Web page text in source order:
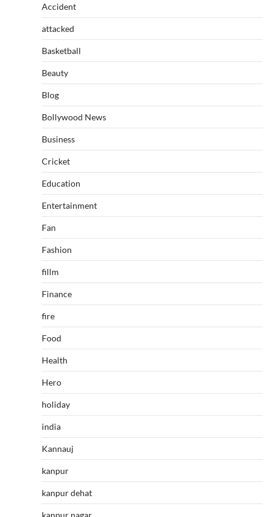
Accident
attacked
Basketball
Beauty
Blog
Bollywood News
Business
Cricket
Education
Entertainment
Fan
Fashion
fillm
Finance
fire
Food
Health
Hero
holiday
india
Kannauj
kanpur
kanpur dehat
kanpur nagar